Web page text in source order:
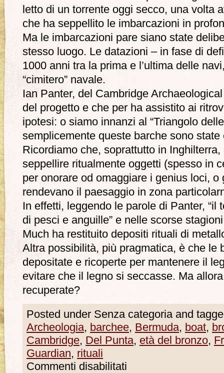
letto di un torrente oggi secco, una volta
che ha seppellito le imbarcazioni in
Ma le imbarcazioni pare siano state
stesso luogo. Le datazioni – in fase di
1000 anni tra la prima e l’ultima delle
“cimitero” navale.
Ian Panter, del Cambridge
del progetto e che per ha assistito ai
ipotesi: o siamo innanzi al “Triangolo
semplicemente queste barche sono state
Ricordiamo che, soprattutto in
seppellire ritualmente oggetti (spesso in
per onorare od omaggiare i genius loci,
rendevano il paesaggio in zona
In effetti, leggendo le parole di Panter, “il
di pesci e anguille” e nelle scorse
Much ha restituito depositi rituali di
Altra possibilità, più pragmatica, è che le
depositate e ricoperte per mantenere il
evitare che il legno si seccasse. Ma
recuperate?
Posted under Senza categoria and
Archeologia, barchee, Bermuda, boat,
Cambridge, Del Punta, età del bronzo,
Guardian, rituali
Commenti disabilitati